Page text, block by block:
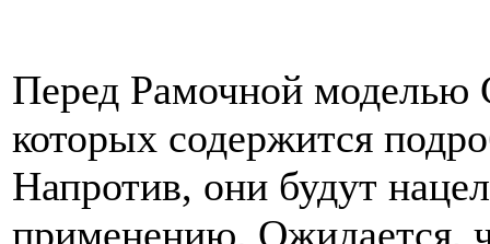
Перед Рамочной моделью
которых содержится
Напротив, они будут
применению. Ожидается,